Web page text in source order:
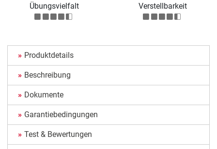
Übungsvielfalt Verstellbarkeit
Produktdetails
Beschreibung
Dokumente
Garantiebedingungen
Test & Bewertungen